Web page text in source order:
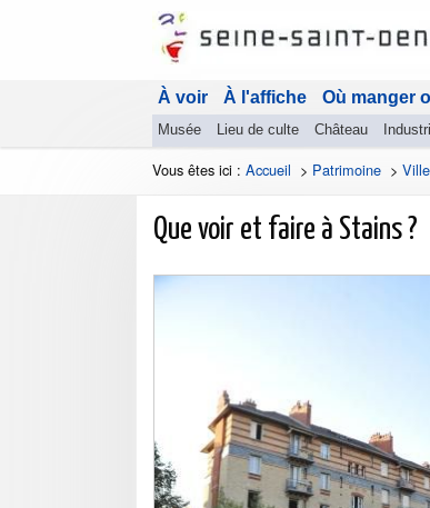
À voir À l'affiche Où manger
Musée Lieu de culte Château
Vous êtes ici : Accueil > Patrimoine >
Que voir et faire à Stains ?